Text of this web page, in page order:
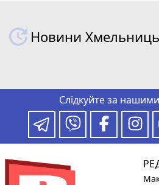
Новини
Слідкуйте за